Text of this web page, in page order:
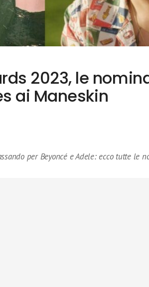
2023, le
ai Maneskin
per Beyoncé e Adele: ecco tutte le